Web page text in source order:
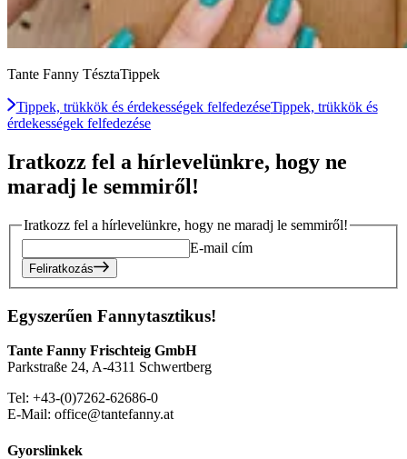
Tante Fanny TésztaTippek
Tippek, trükkök és érdekességek felfedezéseTippek, trükkök és
érdekességek felfedezése
Iratkozz fel a hírlevelünkre, hogy ne
maradj le semmiről!
Iratkozz fel a hírlevelünkre, hogy ne maradj le semmiről!
E-mail cím
Feliratkozás
Egyszerűen Fannytasztikus!
Tante Fanny Frischteig GmbH
Parkstraße 24, A-4311 Schwertberg
Tel: +43-(0)7262-62686-0
E-Mail: office@tantefanny.at
Gyorslinkek